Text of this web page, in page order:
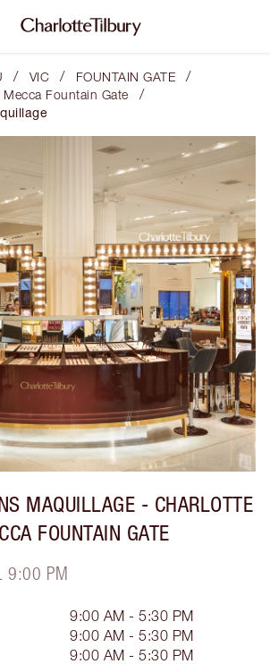
/ VIC / FOUNTAIN GATE /
Fountain Gate /
MAQUILLAGE - CHARLOTTE
FOUNTAIN GATE
9:00 PM
9:00 AM - 5:30 PM
9:00 AM - 5:30 PM
9:00 AM - 5:30 PM